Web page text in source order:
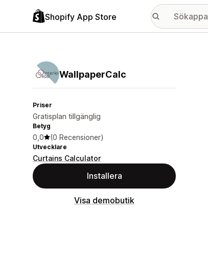
Shopify App Store
WallpaperCalc
Priser
Gratisplan tillgänglig
Betyg
0,0 (0 Recensioner)
Utvecklare
Curtains Calculator
Installera
Visa demobutik